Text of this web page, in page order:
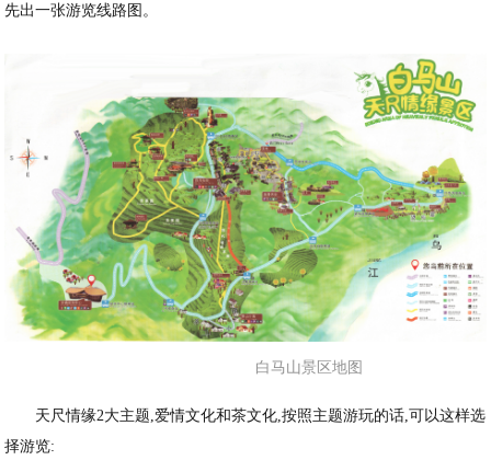
先出一张游览线路图。
白马山景区地图
天尺情缘2大主题,爱情文化和茶文化,按照主题游玩的话,可以这样选
择游览: